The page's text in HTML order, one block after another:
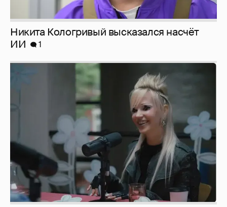
Никита Кологривый высказался насчёт
ИИ
1